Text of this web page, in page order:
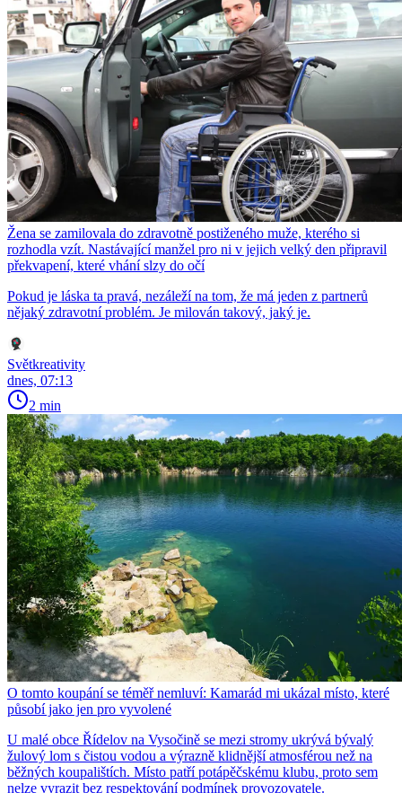
Žena se zamilovala do zdravotně postiženého muže, kterého si
rozhodla vzít. Nastávající manžel pro ni v jejich velký den připravil
překvapení, které vhání slzy do očí
Pokud je láska ta pravá, nezáleží na tom, že má jeden z partnerů
nějaký zdravotní problém. Je milován takový, jaký je.
Světkreativity
dnes, 07:13
2 min
O tomto koupání se téměř nemluví: Kamarád mi ukázal místo, které
působí jako jen pro vyvolené
U malé obce Řídelov na Vysočině se mezi stromy ukrývá bývalý
žulový lom s čistou vodou a výrazně klidnější atmosférou než na
běžných koupalištích. Místo patří potápěčskému klubu, proto sem
nelze vyrazit bez respektování podmínek provozovatele.